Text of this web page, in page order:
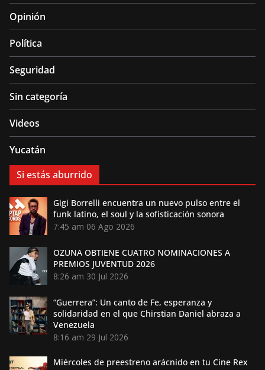
Opinión
Política
Seguridad
Sin categoría
Videos
Yucatán
Si estás aburrido
Gigi Borrelli encuentra un nuevo pulso entre el
funk latino, el soul y la sofisticación sonora
7:45 am 06 Ago 2026
OZUNA OBTIENE CUATRO NOMINACIONES A
PREMIOS JUVENTUD 2026
8:26 am 30 Jul 2026
“Guerrera”: Un canto de Fe, esperanza y
solidaridad en el que Chirstian Daniel abraza a
Venezuela
8:16 am 29 Jul 2026
Miércoles de preestreno arácnido en tu Cine Rex